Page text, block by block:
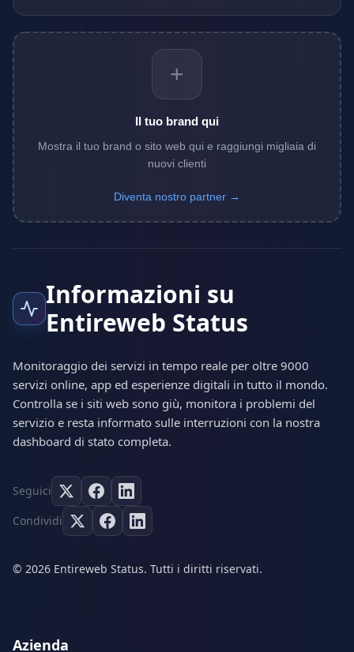
+
Il tuo brand qui
Mostra il tuo brand o sito web qui e raggiungi migliaia di
nuovi clienti
Diventa nostro partner →
Informazioni su
Entireweb Status
Monitoraggio dei servizi in tempo reale per oltre 9000
servizi online, app ed esperienze digitali in tutto il mondo.
Controlla se i siti web sono giù, monitora i problemi del
servizio e resta informato sulle interruzioni con la nostra
dashboard di stato completa.
Seguici
Condividi
© 2026 Entireweb Status. Tutti i diritti riservati.
Azienda